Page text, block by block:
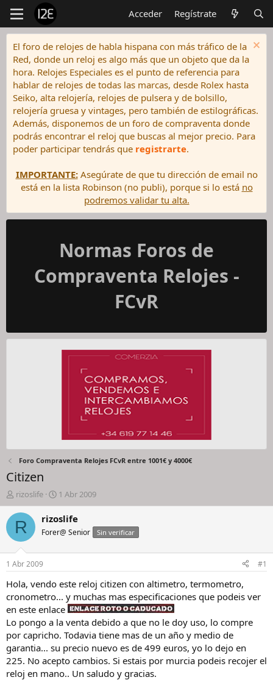
Acceder Regístrate
El foro de relojes de habla hispana con más tráfico de la
Red, donde un reloj es algo más que un objeto que da la
hora. Relojes Especiales es el punto de referencia para
hablar de relojes de todas las marcas, desde Rolex hasta
Seiko, alta relojería, relojes de pulsera y de bolsillo,
relojería gruesa y vintages, pero también de estilográficas.
Además, disponemos de un foro de compraventa donde
podrás encontrar el reloj que buscas al mejor precio. Para
poder participar tendrás que registrarte.
IMPORTANTE:Asegúrate de que tu dirección de email no
está en la lista Robinson (no publi), porque si lo está no
podremos validar tu alta.
Normas Foros de
Compraventa Relojes -
FCvR
Foro Compraventa Relojes FCvR entre 1001€ y 4000€
Citizen
I
n
i
c
a
d
o
r
e
l
h
i
l
o
rizoslife
F
e
c
a
i
n
c
i
o
1 Abr 2009
R rizoslife
Forer@ Senior Sin verificar
1 Abr 2009 #1
Hola, vendo este reloj citizen con altimetro, termometro,
cronometro... y muchas mas especificaciones que podeis ver
en este enlace
Lo pongo a la venta debido a que no le doy uso, lo compre
por capricho. Todavia tiene mas de un año y medio de
garantia... su precio nuevo es de 499 euros, yo lo dejo en
225. No acepto cambios. Si estais por murcia podeis recojer el
reloj en mano.. Un saludo y gracias.